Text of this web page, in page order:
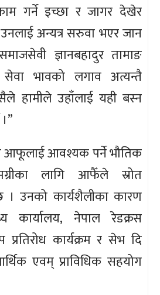
गर्ने इच्छा र जागर देखेर
अन्यत्र सरुवा भएर जान
ज्ञानबहादुर तामाङ
सेवा भावको लगाव अत्यन्तै
हामीले उहाँलाई यही बस्न
आफूलाई आवश्यक पर्ने भौतिक
लागि आफैँले स्रोत
। उनको कार्यशैलीका कारण
कार्यालय, नेपाल रेडक्रस
प्रतिरोध कार्यक्रम र सेभ दि
एवम् प्राविधिक सहयोग